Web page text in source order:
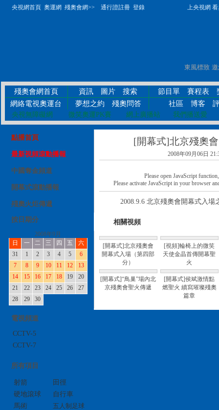
央視網首頁 奧運網 殘奧會網>> 通行證註冊 登錄 上央視網 看奧
殘奧會網首頁 資訊 圖片 搜索 節目單 賽程表
網絡電視奧運台
夢想之約 殘奧問答 社區 博客
央視無障礙網 微笑奧運PK賽 網上廣播站 我們播送愛
點播首頁
最新視頻滾動播報
中國奪金頻道
開幕式滾動播報
殘奧火炬傳遞
按日期分
2008年9月
日
一 二 三 四 五
六
31
1 2 3 4 5
6
7
8 9 10 11 12
13
14
15 16 17 18 19
20
21
22 23 24 25 26
27
28
29 30
電視頻道
CCTV-5
CCTV-7
所有項目
射箭
田徑
硬地滾球
自行車
馬術
五人制足球
[開幕式]北京殘奧
2008年09月06日
Please open JavaScript
Please activate JavaScript in your browser
2008.9.6 北京殘奧會開幕式入場
相關視頻
[開幕式]北京殘奧會
開幕式入場（第四部
分）
[視頻]輪椅上的微笑
天使金晶首傳開幕聖
火
[開幕式]“鳥巢”場內北
京殘奧會聖火傳遞
[開幕式]侯斌激情點
燃聖火 續寫璀璨殘奧
篇章